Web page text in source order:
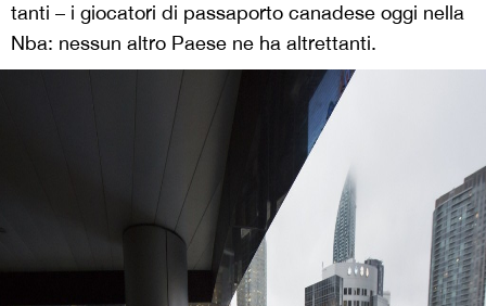
tanti – i giocatori di passaporto canadese oggi nella
Nba: nessun altro Paese ne ha altrettanti.